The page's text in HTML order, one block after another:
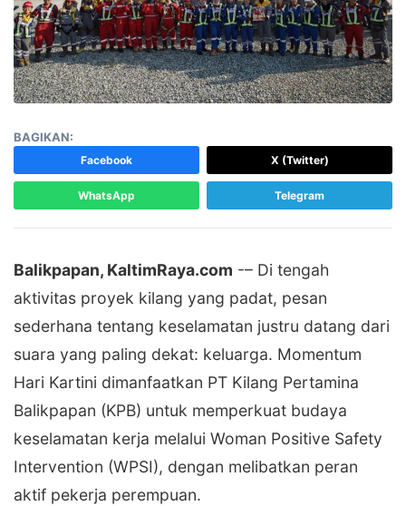
BAGIKAN:
Facebook X (Twitter)
WhatsApp Telegram
Balikpapan, KaltimRaya.com -– Di tengah
aktivitas proyek kilang yang padat, pesan
sederhana tentang keselamatan justru datang dari
suara yang paling dekat: keluarga. Momentum
Hari Kartini dimanfaatkan PT Kilang Pertamina
Balikpapan (KPB) untuk memperkuat budaya
keselamatan kerja melalui Woman Positive Safety
Intervention (WPSI), dengan melibatkan peran
aktif pekerja perempuan.